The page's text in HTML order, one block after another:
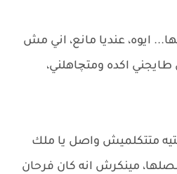
ايوه، عنديا مانع، اني مش
اكده ومتچاهلني،
متتكلميش واصل يا ملك
مينكرش انه كان فرحان